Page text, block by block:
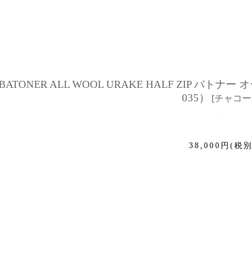
ALL WOOL URAKE HALF ZIP バトナー
035）
[チャコ
38,000 円 (税